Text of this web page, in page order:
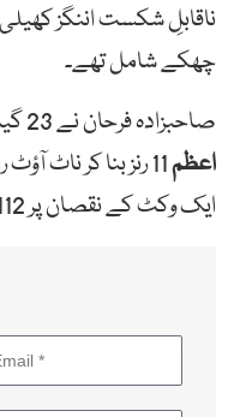
چھکے شامل تھے۔
صاحبزادہ فرحان نے 23 گیندوں پر 28 رنز بنائے جبکہ
اعظم
ایک وکٹ کے نقصان پر 112 رنزبنا کر میچ اپنے نام کر لیا۔